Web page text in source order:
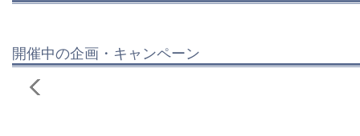
開催中の企画・キャンペーン